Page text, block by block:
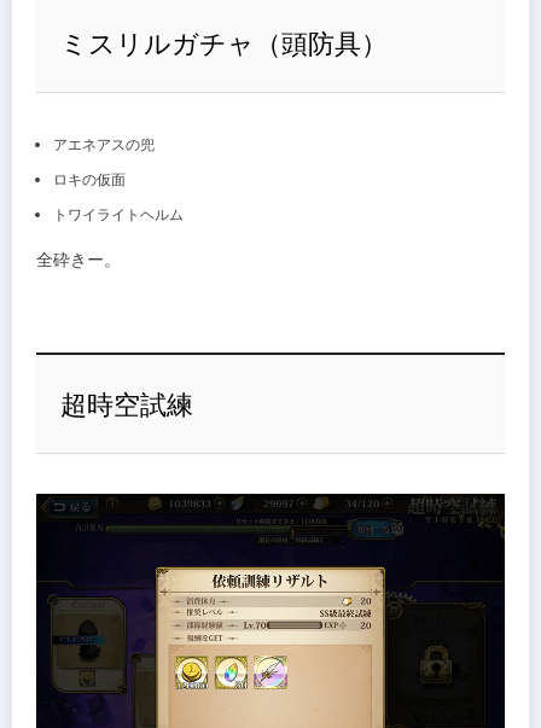
ミスリルガチャ（頭防具）
アエネアスの兜
ロキの仮面
トワイライトヘルム
全砕きー。
超時空試練